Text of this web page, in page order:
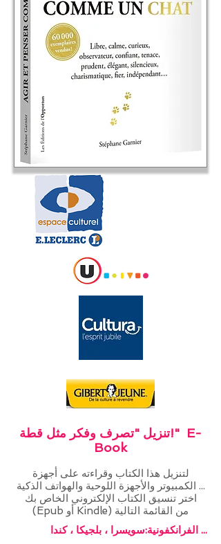
تنزيل "تصرف وفكر مثل قطة!" E-
Book
لتنزيل هذا الكتاب وقراءته على أجهزة
الكمبيوتر والأجهزة اللوحية والهواتف الذكية ...
اختر تنسيق الكتاب الإلكتروني الخاص بك
(Epub أو Kindle) من القائمة التالية
الفرانكفونية: سويسرا ، بلجيكا ، كندا ...